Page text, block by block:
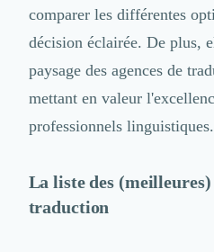
Conception & Aménagement de
Sourcing et Imports
Office Management
Développement à l'international
Accélérateurs et incubateurs
Réhabilitation et maintenance
Logiciel PropTech
Courtage en Energie
comparer les différentes
décision éclairée. De plus,
paysage des agences de
mettant en valeur
professionnels linguistiques.
La liste des (meilleures)
traduction